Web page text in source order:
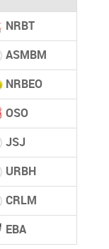
NRBT
ASMBM
NRBEO
OSO
JSJ
URBH
CRLM
EBA